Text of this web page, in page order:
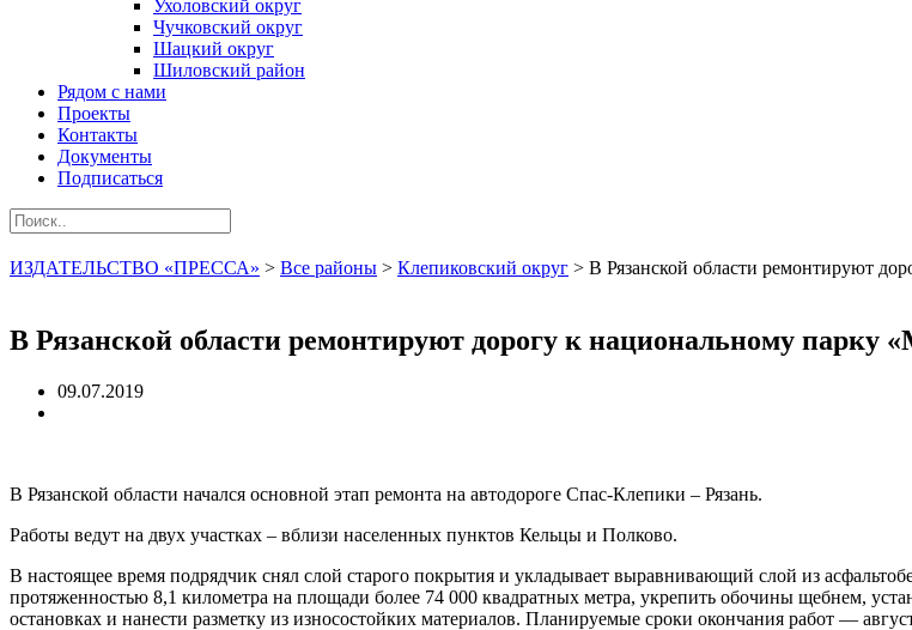
Ухоловский округ
Чучковский округ
Шацкий округ
Шиловский район
Рядом с нами
Проекты
Контакты
Документы
Подписаться
ИЗДАТЕЛЬСТВО «ПРЕССА» > Все районы > Клепиковский округ > В Рязанской области ремонтируют
В Рязанской области ремонтируют дорогу к национальному парку
09.07.2019
В Рязанской области начался основной этап ремонта на автодороге Спас-Клепики – Рязань.
Работы ведут на двух участках – вблизи населенных пунктов Кельцы и Полково.
В настоящее время подрядчик снял слой старого покрытия и укладывает выравнивающий слой из
протяженностью 8,1 километра на площади более 74 000 квадратных метра, укрепить обочины щебнем,
остановках и нанести разметку из износостойких материалов. Планируемые сроки окончания работ —